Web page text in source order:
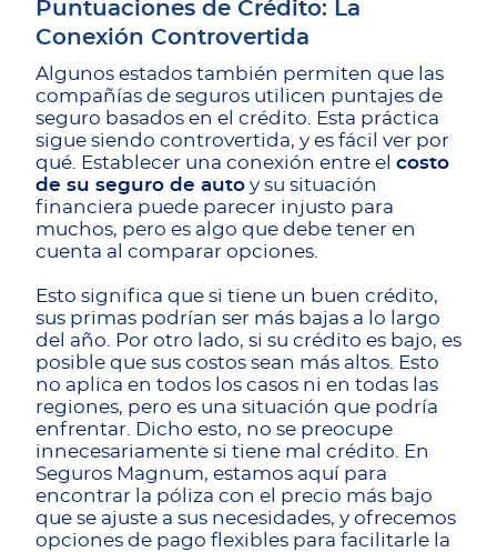
Puntuaciones de Crédito: La
Conexión Controvertida
Algunos estados también permiten que las
compañías de seguros utilicen puntajes de
seguro basados en el crédito. Esta práctica
sigue siendo controvertida, y es fácil ver por
qué. Establecer una conexión entre el costo
de su seguro de auto y su situación
financiera puede parecer injusto para
muchos, pero es algo que debe tener en
cuenta al comparar opciones.
Esto significa que si tiene un buen crédito,
sus primas podrían ser más bajas a lo largo
del año. Por otro lado, si su crédito es bajo, es
posible que sus costos sean más altos. Esto
no aplica en todos los casos ni en todas las
regiones, pero es una situación que podría
enfrentar. Dicho esto, no se preocupe
innecesariamente si tiene mal crédito. En
Seguros Magnum, estamos aquí para
encontrar la póliza con el precio más bajo
que se ajuste a sus necesidades, y ofrecemos
opciones de pago flexibles para facilitarle la